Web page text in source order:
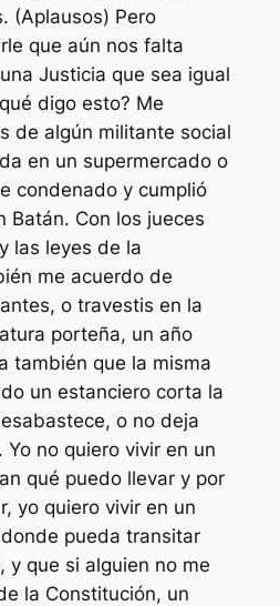
(Aplausos) Pero
que aún nos falta
Justicia que sea igual
digo esto? Me
de algún militante social
en un supermercado o
condenado y cumplió
Batán. Con los jueces
las leyes de la
me acuerdo de
o travestis en la
porteña, un año
también que la misma
un estanciero corta la
o no deja
no quiero vivir en un
qué puedo llevar y por
yo quiero vivir en un
pueda transitar
y que si alguien no me
la Constitución, un